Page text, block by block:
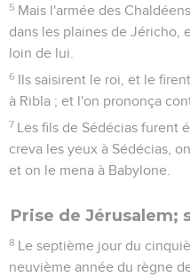
5 Mais l'armée des
dans les plaines de Jéricho,
loin de lui.
6 Ils saisirent le roi, et le
à Ribla ; et l'on prononça
7 Les fils de Sédécias furent
creva les yeux à Sédécias,
et on le mena à Babylone.
Prise de Jérusalem;
8 Le septième jour du
neuvième année du règne